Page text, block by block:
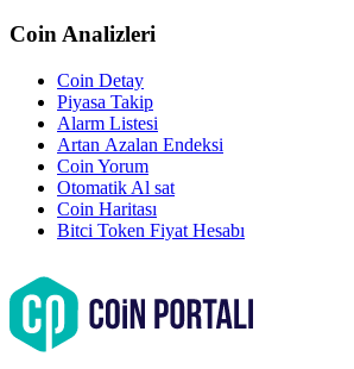
Coin Analizleri
Coin Detay
Piyasa Takip
Alarm Listesi
Artan Azalan Endeksi
Coin Yorum
Otomatik Al sat
Coin Haritası
Bitci Token Fiyat Hesabı